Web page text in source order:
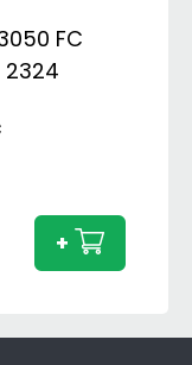
3050
+